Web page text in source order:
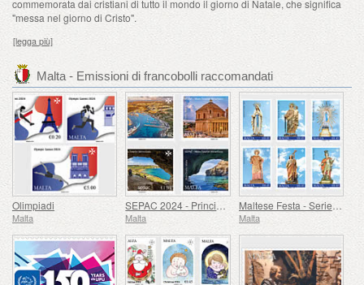
commemorata dai cristiani di tutto il mondo il giorno di Natale, che significa
"messa nel giorno di Cristo".
[legga più]
Malta - Emissioni di francobolli raccomandati
Olimpiadi
Malta
SEPAC 2024 - Principali Attrazioni Turistiche
Malta
Maltese Festa - Series VIII
Malta